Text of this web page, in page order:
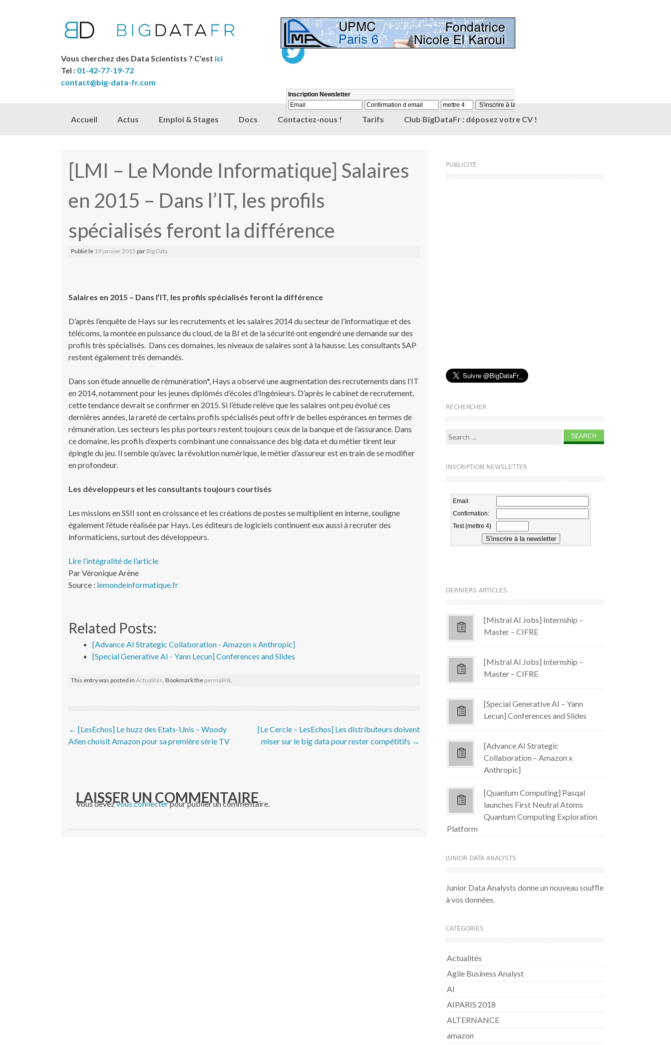
Vous cherchez des Data Scientists ? C'est ici
Tel : 01-42-77-19-72
contact@big-data-fr.com
Skip to content
Accueil Actus Emploi & Stages Docs Contactez-nous ! Tarifs Club BigDataFr : déposez votre CV !
[LMI – Le Monde Informatique] Salaires
en 2015 – Dans l’IT, les profils
spécialisés feront la différence
Publié le 19 janvier 2015 par Big Data
Salaires en 2015 – Dans l’IT, les profils spécialisés feront la différence
D’après l’enquête de Hays sur les recrutements et les salaires 2014 du secteur de l’informatique et des
télécoms, la montée en puissance du cloud, de la BI et de la sécurité ont engendré une demande sur des
profils très spécialisés. Dans ces domaines, les niveaux de salaires sont à la hausse. Les consultants SAP
restent également très demandés.
Dans son étude annuelle de rémunération*, Hays a observé une augmentation des recrutements dans l’IT
en 2014, notamment pour les jeunes diplômés d’écoles d’Ingénieurs. D’après le cabinet de recrutement,
cette tendance devrait se confirmer en 2015. Si l’étude relève que les salaires ont peu évolué ces
dernières années, la rareté de certains profils spécialisés peut offrir de belles espérances en termes de
rémunération. Les secteurs les plus porteurs restent toujours ceux de la banque et de l’assurance. Dans
ce domaine, les profils d’experts combinant une connaissance des big data et du métier tirent leur
épingle du jeu. Il semble qu’avec la révolution numérique, le métier d’assureur est en train de se modifier
en profondeur.
Les développeurs et les consultants toujours courtisés
Les missions en SSII sont en croissance et les créations de postes se multiplient en interne, souligne
également l’étude réalisée par Hays. Les éditeurs de logiciels continuent eux aussi à recruter des
informaticiens, surtout des développeurs.
Lire l’intégralité de l’article
Par Véronique Arène
Source : lemondeinformatique.fr
Related Posts:
[Advance AI Strategic Collaboration - Amazon x Anthropic]
[Special Generative AI - Yann Lecun] Conferences and Slides
This entry was posted in Actualités . Bookmark the permalink
Post navigation
← [LesEchos] Le buzz des Etats-Unis – Woody
Allen choisit Amazon pour sa première série TV
[Le Cercle – LesEchos] Les distributeurs doivent
miser sur le big data pour rester compétitifs →
LAISSER UN COMMENTAIRE
Vous devezvous connecterpour publier un commentaire.
PUBLICITÉ
RECHERCHER
Search for:
INSCRIPTION NEWSLETTER
DERNIERS ARTICLES
[Mistral AI Jobs] Internship –
Master – CIFRE
[Mistral AI Jobs] Internship –
Master – CIFRE
[Special Generative AI – Yann
Lecun] Conferences and Slides
[Advance AI Strategic
Collaboration – Amazon x
Anthropic]
[Quantum Computing] Pasqal
launches First Neutral Atoms
Quantum Computing Exploration
Platform
JUNIOR DATA ANALYSTS
Junior Data Analysts donne un nouveau souffle
à vos données.
CATÉGORIES
Actualités
Agile Business Analyst
AI
AIPARIS 2018
ALTERNANCE
amazon